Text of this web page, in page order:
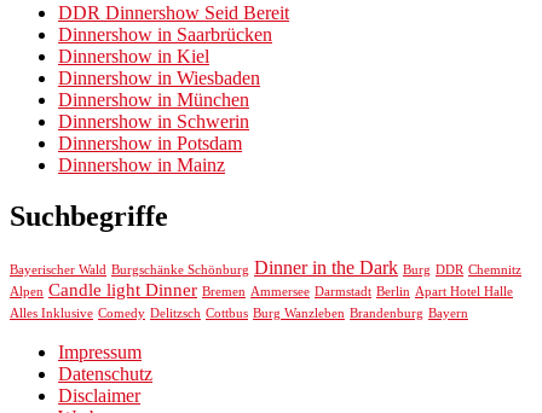
DDR Dinnershow Seid Bereit
Dinnershow in Saarbrücken
Dinnershow in Kiel
Dinnershow in Wiesbaden
Dinnershow in München
Dinnershow in Schwerin
Dinnershow in Potsdam
Dinnershow in Mainz
Suchbegriffe
Bayerischer Wald Burgschänke Schönburg Dinner in the Dark Burg DDR Chemnitz
Alpen Candle light Dinner Bremen Ammersee Darmstadt Berlin Apart Hotel Halle
Alles Inklusive Comedy Delitzsch Cottbus Burg Wanzleben Brandenburg Bayern
Impressum
Datenschutz
Disclaimer